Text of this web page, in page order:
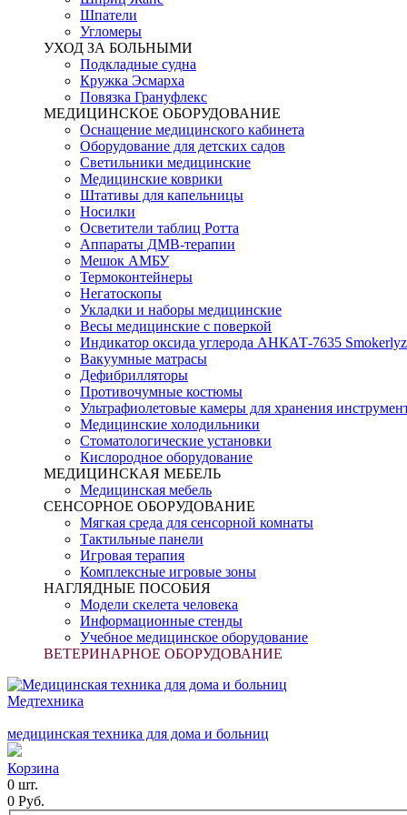
Шпатели
Угломеры
УХОД ЗА БОЛЬНЫМИ
Подкладные судна
Кружка Эсмарха
Повязка Грануфлекс
МЕДИЦИНСКОЕ ОБОРУДОВАНИЕ
Оснащение медицинского кабинета
Оборудование для детских садов
Светильники медицинские
Медицинские коврики
Штативы для капельницы
Носилки
Осветители таблиц Ротта
Аппараты ДМВ-терапии
Мешок АМБУ
Термоконтейнеры
Негатоскопы
Укладки и наборы медицинские
Весы медицинские с поверкой
Индикатор оксида углерода АНКАТ-7635
Вакуумные матрасы
Дефибрилляторы
Противочумные костюмы
Ультрафиолетовые камеры для хранения
Медицинские холодильники
Стоматологические установки
Кислородное оборудование
МЕДИЦИНСКАЯ МЕБЕЛЬ
Медицинская мебель
СЕНСОРНОЕ ОБОРУДОВАНИЕ
Мягкая среда для сенсорной комнаты
Тактильные панели
Игровая терапия
Комплексные игровые зоны
НАГЛЯДНЫЕ ПОСОБИЯ
Модели скелета человека
Информационные стенды
Учебное медицинское оборудование
ВЕТЕРИНАРНОЕ ОБОРУДОВАНИЕ
Медтехника
медицинская техника для дома и больниц
Корзина
0 шт.
0 Руб.